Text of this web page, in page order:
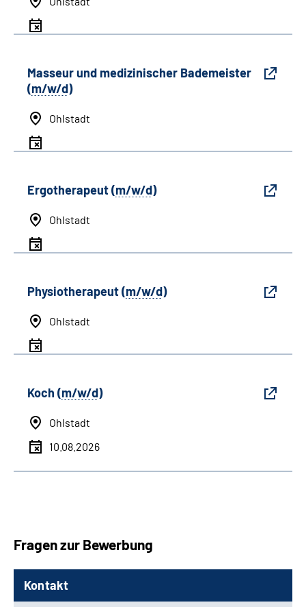
Masseur und medizinischer Bademeister
(m/w/d)
Ohlstadt
Ergotherapeut (m/w/d)
Ohlstadt
Physiotherapeut (m/w/d)
Ohlstadt
Koch (m/w/d)
Ohlstadt
10.08.2026
Fragen zur Bewerbung
Kontakt